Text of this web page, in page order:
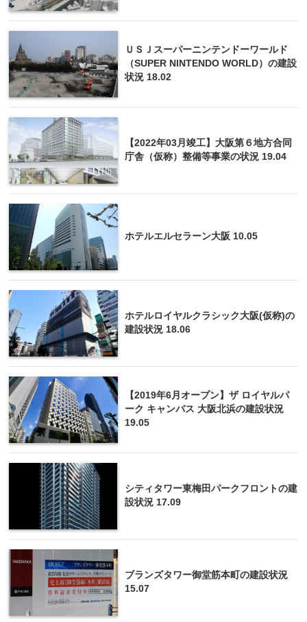
ＵＳＪスーパーニンテンドーワールド
（SUPER NINTENDO WORLD）の建設
状況 18.02
【2022年03月竣工】大阪第６地方合同
庁舎（仮称）整備等事業の状況 19.04
ホテルエルセラーン大阪 10.05
ホテルロイヤルクラシック大阪(仮称)の
建設状況 18.06
【2019年6月オープン】ザ ロイヤルパ
ーク キャンバス 大阪北浜の建設状況
19.05
シティタワー東梅田パークフロントの建
設状況 17.09
ブランズタワー御堂筋本町の建設状況
15.07